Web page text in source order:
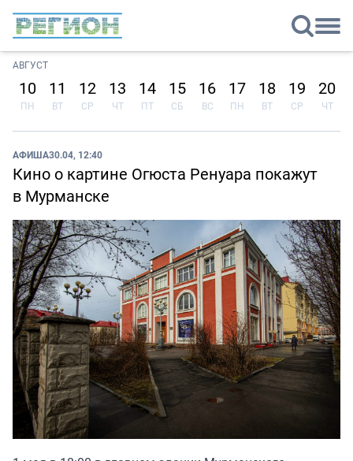
АВГУСТ
10
ПН
11
ВТ
12
СР
13
ЧТ
14
ПТ
15
СБ
16
ВС
17
ПН
18
ВТ
19
СР
20
ЧТ
АФИША30.04, 12:40
Кино о картине Огюста Ренуара покажут
в Мурманске